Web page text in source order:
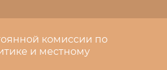
комиссии по
и местному